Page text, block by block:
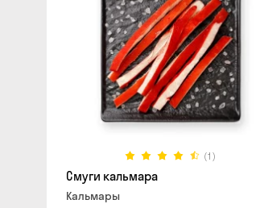
(1)
Смуги кальмара
Кальмары